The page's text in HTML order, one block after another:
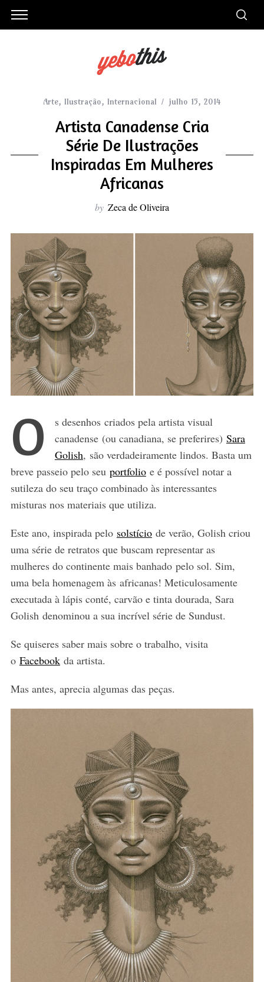
Arte, Ilustração, Internacional julho 15, 2014
Artista Canadense Cria
Série De Ilustrações
Inspiradas Em Mulheres
Africanas
by Zeca de Oliveira
O
s desenhos criados pela artista visual
canadense (ou canadiana, se preferires) Sara
Golish, são verdadeiramente lindos. Basta um
breve passeio pelo seu portfolioe é possível notar a
sutileza do seu traço combinado às interessantes
misturas nos materiais que utiliza.
Este ano, inspirada pelo solstíciode verão, Golish criou
uma série de retratos que buscam representar as
mulheres do continente mais banhado pelo sol. Sim,
uma bela homenagem às africanas! Meticulosamente
executada à lápis conté, carvão e tinta dourada, Sara
Golish denominou a sua incrível série de Sundust.
Se quiseres saber mais sobre o trabalho, visita
o Facebookda artista.
Mas antes, aprecia algumas das peças.